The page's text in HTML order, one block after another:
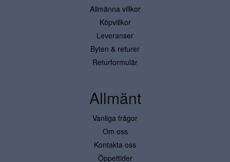
Allmänna villkor
Köpvillkor
Leveranser
Byten & returer
Returformulär
Allmänt
Vanliga frågor
Om oss
Kontakta oss
Öppettider